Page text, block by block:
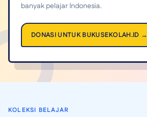
banyak pelajar Indonesia.
DONASI UNTUK BUKUSEKOLAH.ID →
KOLEKSI BELAJAR